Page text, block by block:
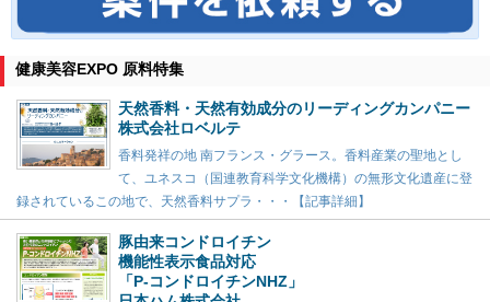
健康美容EXPO 原料特集
天然香料・天然有効成分のリーディングカンパニー
株式会社ロベルテ
香料発祥の地 南フランス・グラース。香料産業の聖地とし
て、ユネスコ（国連教育科学文化機構）の無形文化遺産に登
録されているこの地で、天然香料サプラ・・・【記事詳細】
豚由来コンドロイチン
機能性表示食品対応
「P-コンドロイチンNHZ」